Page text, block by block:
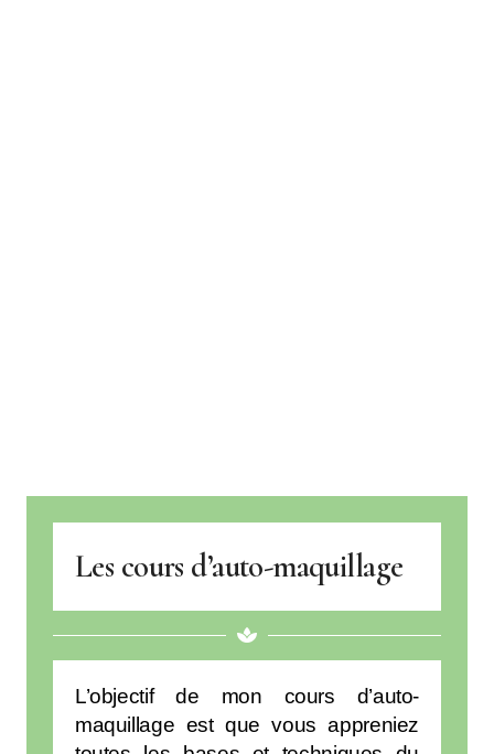
Les cours d’auto-maquillage
L’objectif de mon cours d’auto-
maquillage est que vous appreniez